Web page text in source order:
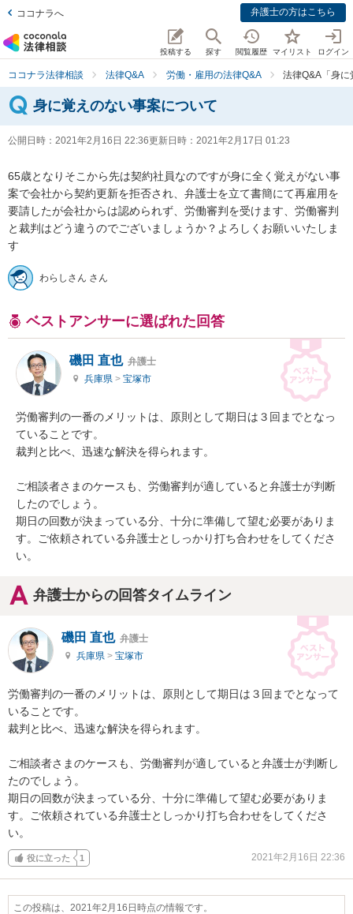
ココナラへ 弁護士の方はこちら
投稿する 探す 閲覧履歴 マイリスト ログイン
ココナラ法律相談 法律Q&A 労働・雇用の法律Q&A 法律Q&A「身
身に覚えのない事案について
公開日時： 2021年2月16日 22:36更新日時： 2021年2月17日 01:23
65歳となりそこから先は契約社員なのですが身に全く覚えがない事
案で会社から契約更新を拒否され、弁護士を立て書簡にて再雇用を
要請したが会社からは認められず、労働審判を受けます、労働審判
と裁判はどう違うのでございましょうか？よろしくお願いいたしま
す
わらしさん さん
ベストアンサーに選ばれた回答
磯田 直也 弁護士
兵庫県 > 宝塚市
労働審判の一番のメリットは、原則として期日は３回までとなっ
ていることです。
裁判と比べ、迅速な解決を得られます。
ご相談者さまのケースも、労働審判が適していると弁護士が判断
したのでしょう。
期日の回数が決まっている分、十分に準備して望む必要がありま
す。ご依頼されている弁護士としっかり打ち合わせをしてくださ
い。
弁護士からの回答タイムライン
磯田 直也 弁護士
兵庫県 > 宝塚市
労働審判の一番のメリットは、原則として期日は３回までとなって
いることです。
裁判と比べ、迅速な解決を得られます。
ご相談者さまのケースも、労働審判が適していると弁護士が判断し
たのでしょう。
期日の回数が決まっている分、十分に準備して望む必要がありま
す。ご依頼されている弁護士としっかり打ち合わせをしてくださ
い。
役に立った 1 2021年2月16日 22:36
この投稿は、2021年2月16日時点の情報です。